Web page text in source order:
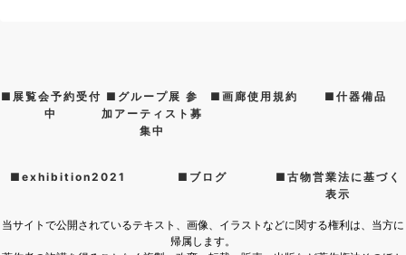
■展覧会予約受付
中
■グループ展 参
加アーティスト募
集中
■画廊使用規約 ■什器備品
■exhibition2021 ■ブログ
■古物営業法に基づく
表示
当サイトで公開されているテキスト、画像、イラストなどに関する権利は、当方に
帰属します。